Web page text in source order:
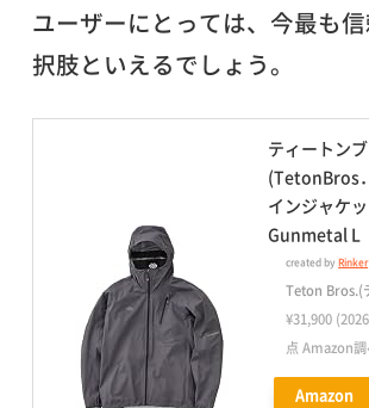
ユーザーにとっては、今最も
択肢といえるでしょう。
ティートン
(TetonBros
インジャケ
Gunmetal L
created byRinker
Teton Bros.(
¥31,900
点 Amazon
Amazon